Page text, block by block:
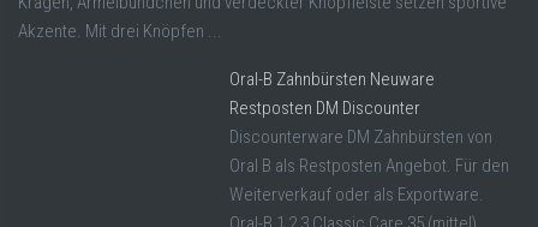
Akzente. Mit drei Knöpfen ...
Oral-B Zahnbürsten Neuware
Restposten DM Discounter
Discounterware DM Zahnbürsten von
Oral B als Restposten Angebot. Für den
Weiterverkauf oder als Exportware.